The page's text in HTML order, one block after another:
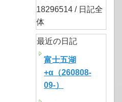
18296514 / 日記全
体
最近の日記
富士五湖
+α（260808-
09-）